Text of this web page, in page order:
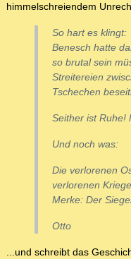
himmelschreiendem
So hart es klingt:
Benesch hatte
so brutal sein
Streitereien
Tschechen
Seither ist Ruhe!
Und noch was:
Die verlorenen
verlorenen
Merke: Der
Otto
...und schreibt das